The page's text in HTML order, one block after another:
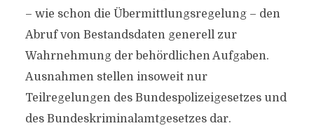
– wie schon die Übermittlungsregelung – den
Abruf von Bestandsdaten generell zur
Wahrnehmung der behördlichen Aufgaben.
Ausnahmen stellen insoweit nur
Teilregelungen des Bundespolizeigesetzes und
des Bundeskriminalamtgesetzes dar.